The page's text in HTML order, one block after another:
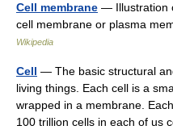
Cell membrane — Illustration
cell membrane or plasma
Wikipedia
Cell — The basic structural
living things. Each cell is a
wrapped in a membrane.
100 trillion cells in each of